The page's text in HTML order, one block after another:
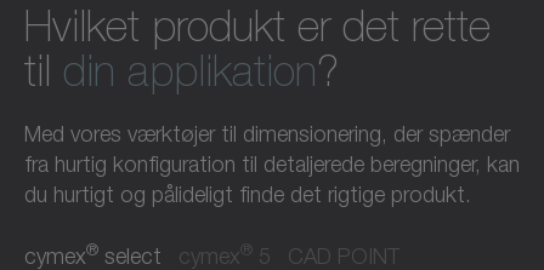
Hvilket produkt er det rette
til din applikation?
Med vores værktøjer til dimensionering, der spænder
fra hurtig konfiguration til detaljerede beregninger, kan
du hurtigt og pålideligt finde det rigtige produkt.
cymex® select cymex® 5 CAD POINT